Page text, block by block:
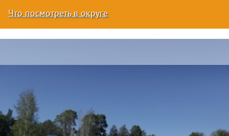
Что посмотреть в округе